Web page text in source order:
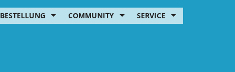
BESTELLUNG COMMUNITY SERVICE